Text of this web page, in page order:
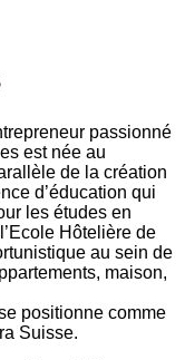
passionné
est née au
de la création
d’éducation qui
les études en
Hôtelière de
au sein de
maison,
positionne comme
Suisse.